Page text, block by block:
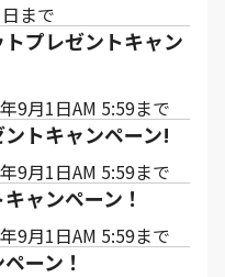
まで
プレゼントキャン
9月1日AM 5:59まで
トキャンペーン!
9月1日AM 5:59まで
ャンペーン！
9月1日AM 5:59まで
ーン！